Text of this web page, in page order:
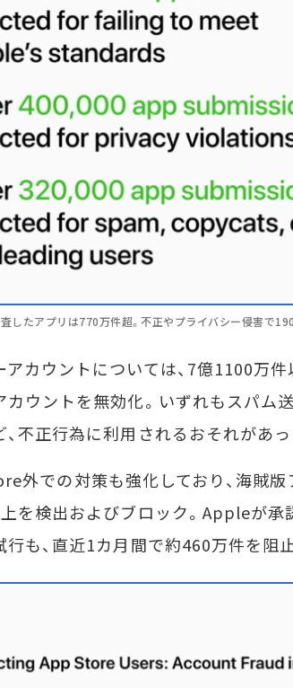
したアプリは770万件超。不正やプライバシー侵害で190
カウントについては、7億1100万
カウントを無効化。いずれもスパム
不正行為に利用されるおそれがあっ
外での対策も強化しており、海賊
を検出およびブロック。Appleが
行も、直近1カ月間で約460万件を阻